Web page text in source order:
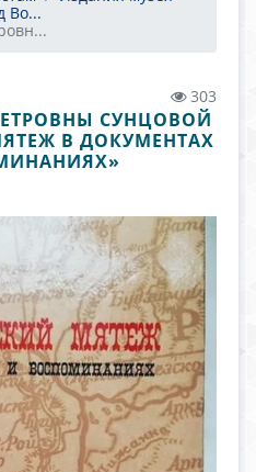
Во...
303
СУНЦОВОЙ
В ДОКУМЕНТАХ